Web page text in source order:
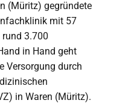
(Müritz) gegründete
mit 57
3.700
in Hand geht
Versorgung durch
in Waren (Müritz).